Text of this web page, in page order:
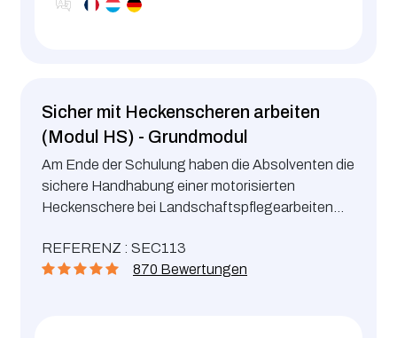
Sicher mit Heckenscheren arbeiten
(Modul HS) - Grundmodul
Am Ende der Schulung haben die Absolventen die
sichere Handhabung einer motorisierten
Heckenschere bei Landschaftspflegearbeiten
REFERENZ : SEC113
870 Bewertungen